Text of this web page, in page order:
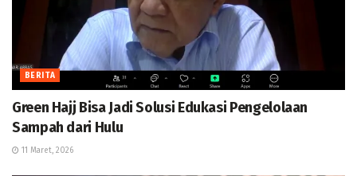
BERITA
Green Hajj Bisa Jadi Solusi Edukasi Pengelolaan
Sampah dari Hulu
11 Maret, 2026